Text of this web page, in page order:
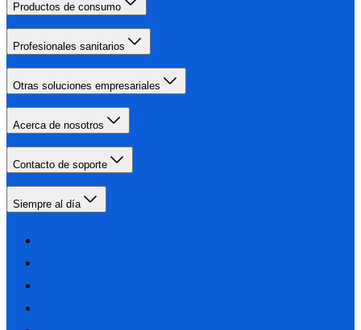
Productos de consumo
Profesionales sanitarios
Otras soluciones empresariales
Acerca de nosotros
Contacto de soporte
Siempre al día